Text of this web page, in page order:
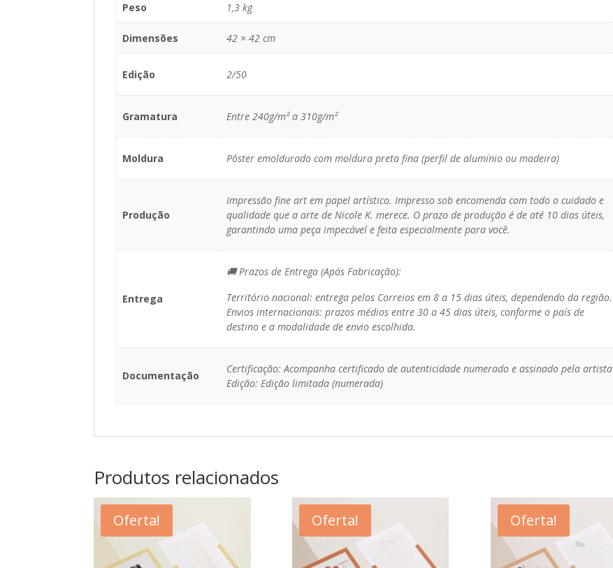
Peso 1,3 kg
Dimensões 42 × 42 cm
Edição 2/50
Gramatura Entre 240g/m² a 310g/m²
Moldura Pôster emoldurado com moldura preta fina (perfil de alumínio ou madeira)
Produção
Impressão fine art em papel artístico. Impresso sob encomenda com todo o cuidado e
qualidade que a arte de Nicole K. merece. O prazo de produção é de até 10 dias úteis,
garantindo uma peça impecável e feita especialmente para você.
Entrega
🚚 Prazos de Entrega (Após Fabricação):
Território nacional: entrega pelos Correios em 8 a 15 dias úteis, dependendo da região.
Envios internacionais: prazos médios entre 30 a 45 dias úteis, conforme o país de
destino e a modalidade de envio escolhida.
Documentação
Certificação: Acompanha certificado de autenticidade numerado e assinado pela artista
Edição: Edição limitada (numerada)
Produtos relacionados
Oferta! Oferta! Oferta!